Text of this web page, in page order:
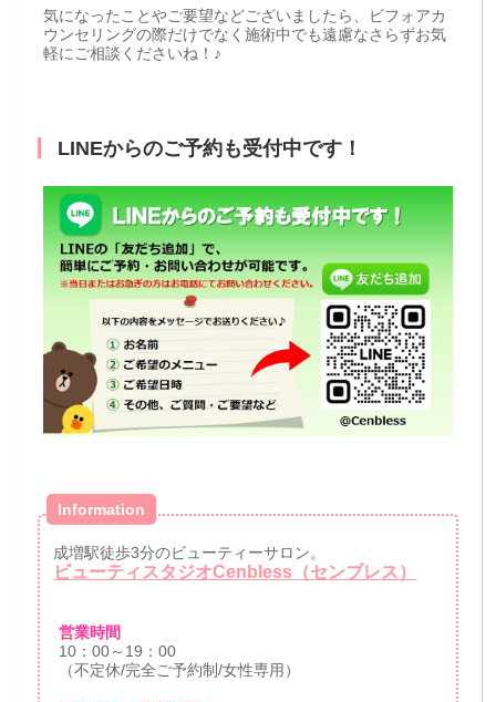
気になったことやご要望などございましたら、ビフォアカ
ウンセリングの際だけでなく施術中でも遠慮なさらずお気
軽にご相談くださいね！♪
LINEからのご予約も受付中です！
Information
成増駅徒歩3分のビューティーサロン。
ビューティスタジオCenbless（センブレス）
営業時間
10：00～19：00
（不定休/完全ご予約制/女性専用）